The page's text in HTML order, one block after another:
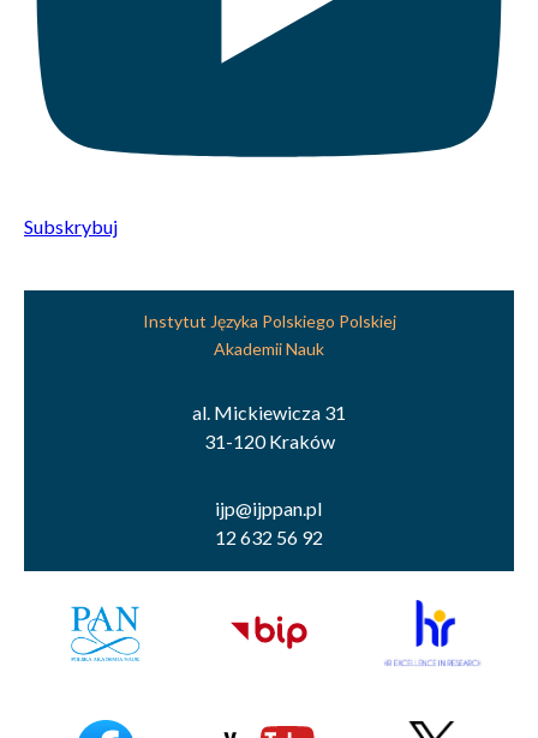
Subskrybuj
Instytut Języka Polskiego Polskiej
Akademii Nauk
al. Mickiewicza 31
31-120 Kraków
ijp@ijppan.pl
12 632 56 92